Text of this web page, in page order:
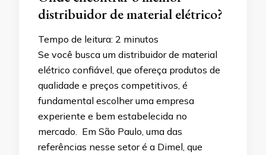
distribuidor de material elétrico?
Tempo de leitura: 2 minutos
Se você busca um distribuidor de material
elétrico confiável, que ofereça produtos de
qualidade e preços competitivos, é
fundamental escolher uma empresa
experiente e bem estabelecida no
mercado. Em São Paulo, uma das
referências nesse setor é a Dimel, que